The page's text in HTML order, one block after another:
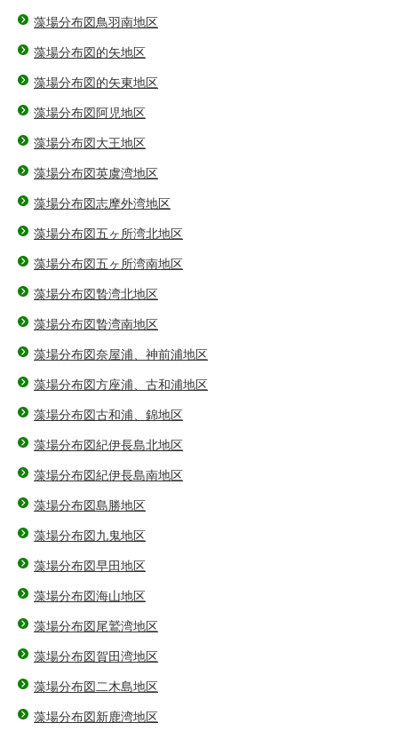
藻場分布図鳥羽南地区
藻場分布図的矢地区
藻場分布図的矢東地区
藻場分布図阿児地区
藻場分布図大王地区
藻場分布図英虞湾地区
藻場分布図志摩外湾地区
藻場分布図五ヶ所湾北地区
藻場分布図五ヶ所湾南地区
藻場分布図贄湾北地区
藻場分布図贄湾南地区
藻場分布図奈屋浦、神前浦地区
藻場分布図方座浦、古和浦地区
藻場分布図古和浦、錦地区
藻場分布図紀伊長島北地区
藻場分布図紀伊長島南地区
藻場分布図島勝地区
藻場分布図九鬼地区
藻場分布図早田地区
藻場分布図海山地区
藻場分布図尾鷲湾地区
藻場分布図賀田湾地区
藻場分布図二木島地区
藻場分布図新鹿湾地区